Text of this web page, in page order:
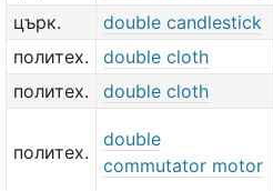
църк.
double candlestick
политех.
double cloth
политех.
double cloth
политех.
double
commutator motor